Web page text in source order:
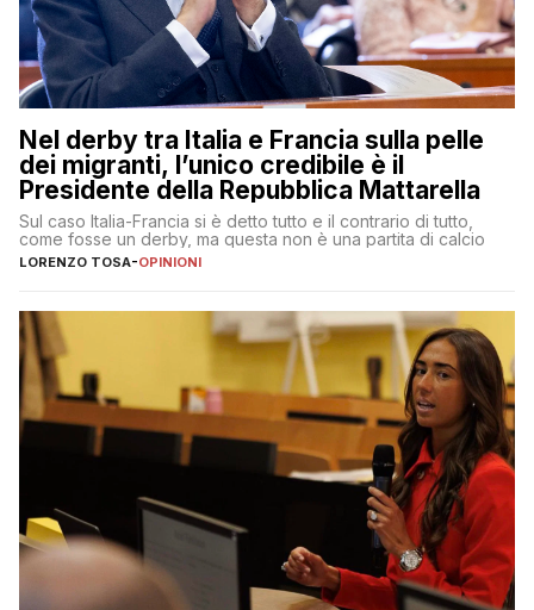
Nel derby tra Italia e Francia sulla pelle
dei migranti, l’unico credibile è il
Presidente della Repubblica Mattarella
Sul caso Italia-Francia si è detto tutto e il contrario di tutto,
come fosse un derby, ma questa non è una partita di calcio
LORENZO TOSA-OPINIONI